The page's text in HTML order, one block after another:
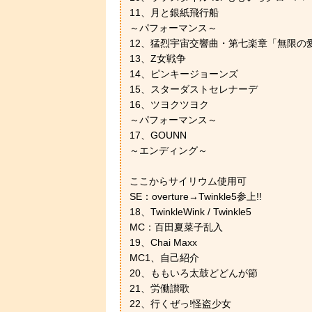
11、月と銀紙飛行船
～パフォーマンス～
12、猛烈宇宙交響曲・第七楽章「無限の
13、Z女戦争
14、ピンキージョーンズ
15、スターダストセレナーデ
16、ツヨクツヨク
～パフォーマンス～
17、GOUNN
～エンディング～
ここからサイリウム使用可
SE：overture→Twinkle5参上!!
18、TwinkleWink / Twinkle5
MC：百田夏菜子乱入
19、Chai Maxx
MC1、自己紹介
20、ももいろ太鼓どどんが節
21、労働讃歌
22、行くぜっ!怪盗少女